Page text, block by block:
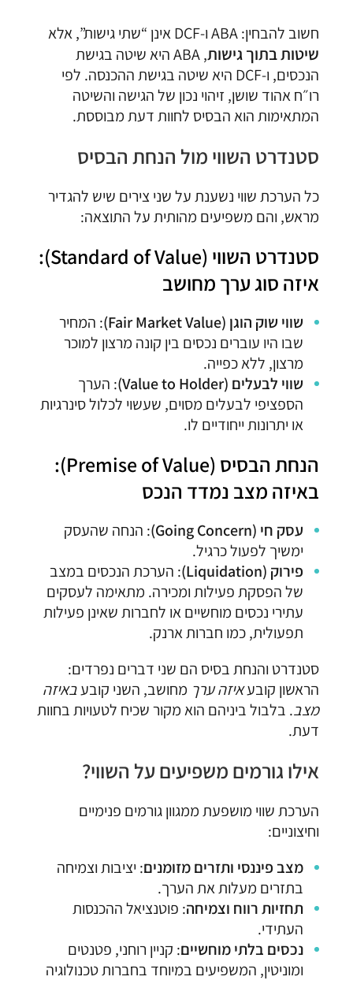
חשוב להבחין: ABA ו-DCF אינן “שתי גישות”, אלא
שיטות בתוך גישות
, ABA היא שיטה בגישת
הנכסים, ו-DCF היא שיטה בגישת ההכנסה. לפי
רו״ח אהוד שושן, זיהוי נכון של הגישה והשיטה
המתאימות הוא הבסיס לחוות דעת מבוססת.
סטנדרט השווי מול הנחת הבסיס
כל הערכת שווי נשענת על שני צירים שיש להגדיר
מראש, והם משפיעים מהותית על התוצאה:
סטנדרט השווי (Standard of Value):
איזה סוג ערך מחושב
שווי שוק הוגן (Fair Market Value)
: המחיר
שבו היו עוברים נכסים בין קונה מרצון למוכר
מרצון, ללא כפייה.
שווי לבעלים (Value to Holder)
: הערך
הספציפי לבעלים מסוים, שעשוי לכלול סינרגיות
או יתרונות ייחודיים לו.
הנחת הבסיס (Premise of Value):
באיזה מצב נמדד הנכס
עסק חי (Going Concern)
: הנחה שהעסק
ימשיך לפעול כרגיל.
פירוק (Liquidation)
: הערכת הנכסים במצב
של הפסקת פעילות ומכירה. מתאימה לעסקים
עתירי נכסים מוחשיים או לחברות שאינן פעילות
תפעולית, כמו חברות ארנק.
סטנדרט והנחת בסיס הם שני דברים נפרדים:
הראשון קובעאיזה ערך מחושב, השני קובעבאיזה
מצב. בלבול ביניהם הוא מקור שכיח לטעויות בחוות
דעת.
אילו גורמים משפיעים על השווי?
הערכת שווי מושפעת ממגוון גורמים פנימיים
וחיצוניים:
מצב פיננסי ותזרים מזומנים: יציבות וצמיחה
בתזרים מעלות את הערך.
תחזיות רווח וצמיחה: פוטנציאל ההכנסות
העתידי.
נכסים בלתי מוחשיים: קניין רוחני, פטנטים
ומוניטין, המשפיעים במיוחד בחברות טכנולוגיה